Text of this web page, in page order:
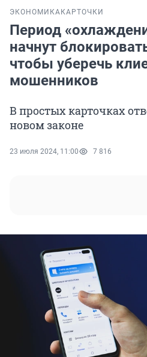
ЭКОНОМИКА КАРТОЧКИ
Период
начнут
чтобы уберечь
мошенников
В простых карточках
новом законе
23 июля 2024, 11:00 7 816